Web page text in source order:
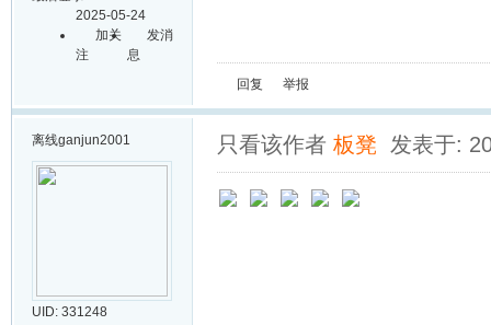
2025-05-24
加关
注
发消
息
回复 举报
离线ganjun2001
UID: 331248
只看该作者 板凳 发表于: